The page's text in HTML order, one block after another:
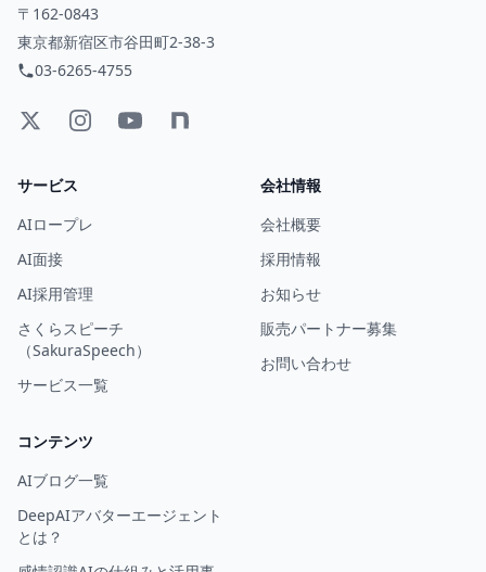
〒162-0843
東京都新宿区市谷田町2-38-3
03-6265-4755
サービス
AIロープレ
AI面接
AI採用管理
さくらスピーチ
（SakuraSpeech）
サービス一覧
会社情報
会社概要
採用情報
お知らせ
販売パートナー募集
お問い合わせ
コンテンツ
AIブログ一覧
DeepAIアバターエージェント
とは？